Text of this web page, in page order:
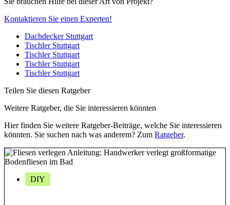
Kontaktieren Sie einen Experten!
Dachdecker Stuttgart
Tischler Stuttgart
Tischler Stuttgart
Tischler Stuttgart
Tischler Stuttgart
Teilen Sie diesen Ratgeber
Weitere Ratgeber, die Sie interessieren könnten
Hier finden Sie weitere Ratgeber-Beiträge, welche Sie interessieren
könnten. Sie suchen nach was anderem? Zum Ratgeber.
DIY